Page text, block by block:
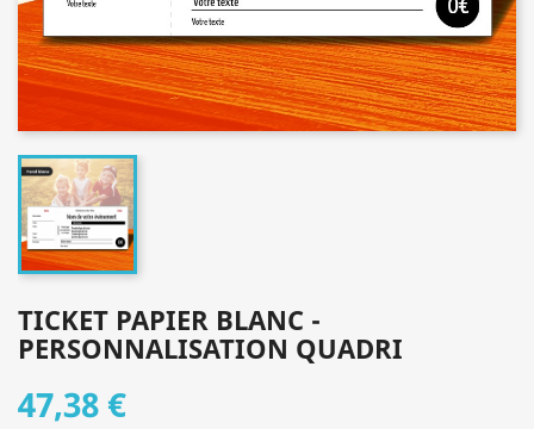
TICKET PAPIER BLANC -
PERSONNALISATION QUADRI
47,38 €